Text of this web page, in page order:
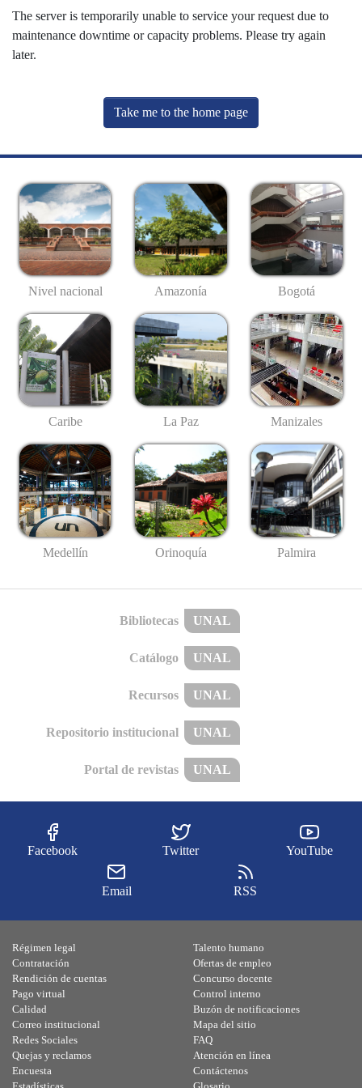
The server is temporarily unable to service your request due to
maintenance downtime or capacity problems. Please try again
later.
Take me to the home page
Nivel nacional Amazonía Bogotá
Caribe La Paz Manizales
Medellín Orinoquía Palmira
Bibliotecas UNAL
Catálogo UNAL
Recursos UNAL
Repositorio institucional UNAL
Portal de revistas UNAL
Facebook Twitter YouTube
Email RSS
Régimen legal
Contratación
Rendición de cuentas
Pago virtual
Calidad
Talento humano
Ofertas de empleo
Concurso docente
Control interno
Buzón de notificaciones
Correo institucional
Redes Sociales
Quejas y reclamos
Encuesta
Mapa del sitio
FAQ
Atención en línea
Contáctenos